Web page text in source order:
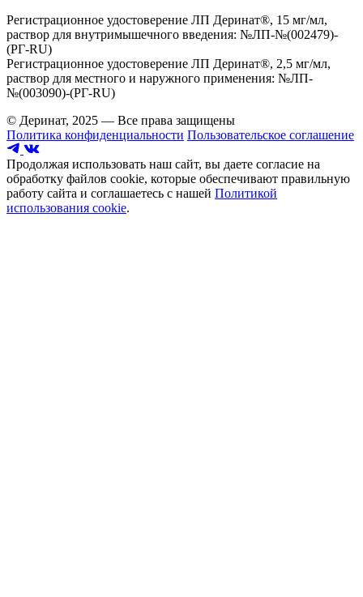
Регистрационное удостоверение ЛП Деринат®, 15 мг/мл,
раствор для внутримышечного введения: №ЛП-№(002479)-
(РГ-RU)
Регистрационное удостоверение ЛП Деринат®, 2,5 мг/мл,
раствор для местного и наружного применения: №ЛП-
№(003090)-(РГ-RU)
© Деринат, 2025 — Все права защищены
Политика конфиденциальности Пользовательское соглашение
Продолжая использовать наш сайт, вы даете согласие на
обработку файлов cookie, которые обеспечивают правильную
работу сайта и соглашаетесь с нашей Политикой
использования cookie.